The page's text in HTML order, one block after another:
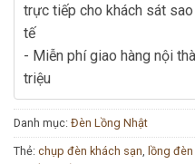
trực tiếp cho khách sát
tế
- Miễn phí giao hàng nội
triệu
Danh mục: Đèn Lồng Nhật
Thẻ: chụp đèn khách sạn lồng